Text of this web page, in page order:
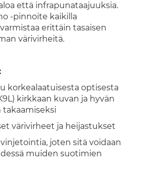
että infrapunataajuuksia.
-pinnoite kaikilla
erittäin tasaisen
värivirheitä.
korkealaatuisesta optisesta
kirkkaan kuvan ja hyvän
värivirheet ja heijastukset
joten sitä voidaan
muiden suotimien